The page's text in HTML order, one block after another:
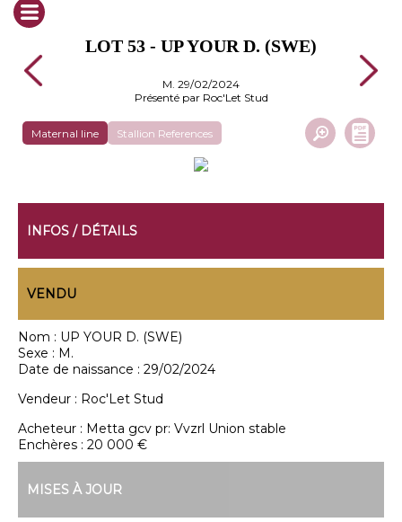
LOT 53 - UP YOUR D. (SWE)
M. 29/02/2024
Présenté par Roc'Let Stud
Maternal line Stallion References
INFOS / DÉTAILS
VENDU
Nom : UP YOUR D. (SWE)
Sexe : M.
Date de naissance : 29/02/2024
Vendeur : Roc'Let Stud
Acheteur : Metta gcv pr: Vvzrl Union stable
Enchères : 20 000 €
MISES À JOUR